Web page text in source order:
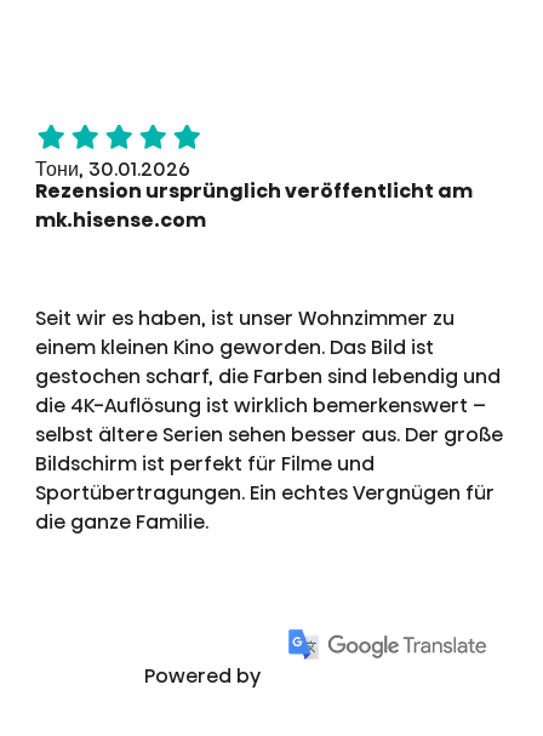
Тони, 30.01.2026
Rezension ursprünglich veröffentlicht am
mk.hisense.com
Seit wir es haben, ist unser Wohnzimmer zu
einem kleinen Kino geworden. Das Bild ist
gestochen scharf, die Farben sind lebendig und
die 4K-Auflösung ist wirklich bemerkenswert –
selbst ältere Serien sehen besser aus. Der große
Bildschirm ist perfekt für Filme und
Sportübertragungen. Ein echtes Vergnügen für
die ganze Familie.
Powered by